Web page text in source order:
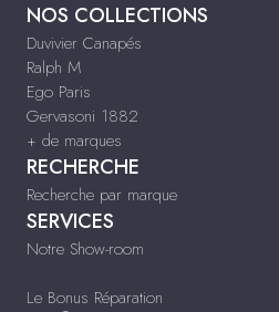
NOS COLLECTIONS
Duvivier Canapés
Ralph M
Ego Paris
Gervasoni 1882
+ de marques
RECHERCHE
Recherche par marque
SERVICES
Notre Show-room
Le Bonus Réparation